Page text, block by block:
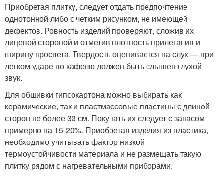
Приобретая плитку, следует отдать предпочтение
однотонной либо с четким рисунком, не имеющей
дефектов. Ровность изделий проверяют, сложив их
лицевой стороной и отметив плотность прилегания и
ширину просвета. Твердость оценивается на слух — при
легком ударе по кафелю должен быть слышен глухой
звук.
Для обшивки гипсокартона можно выбирать как
керамические, так и пластмассовые пластины с длиной
сторон не более 33 см. Покупать их следует с запасом
примерно на 15-20%. Приобретая изделия из пластика,
необходимо учитывать фактор низкой
термоустойчивости материала и не размещать такую
плитку рядом с нагревательными приборами.